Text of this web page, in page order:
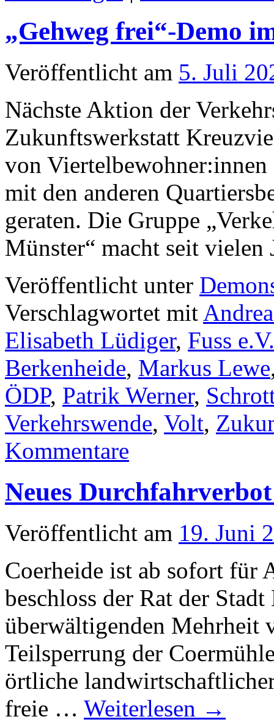
„Gehweg frei“-Demo
Veröffentlicht am 5. Juli
Nächste Aktion der
Zukunftswerkstatt
von
mit den anderen
geraten. Die Gruppe
Münster“ macht seit
Veröffentlicht unter
Verschlagwortet mit
Elisabeth Lüdiger, Fuss e.V.
Berkenheide, Markus Lewe
ÖDP, Patrik Werner,
Verkehrswende, Volt,
Kommentare
Neues
Veröffentlicht am 19. Juni
Coerheide ist ab sofort für
beschloss der Rat der
überwältigenden Mehrheit
Teilsperrung der
örtliche
freie … Weiterlesen →